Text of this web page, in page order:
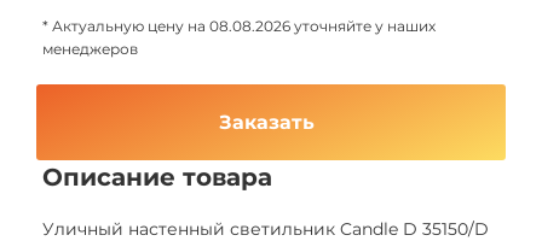
* Актуальную цену на 08.08.2026 уточняйте у наших
менеджеров
Заказать
Описание товара
Уличный настенный светильник Candle D 35150/D